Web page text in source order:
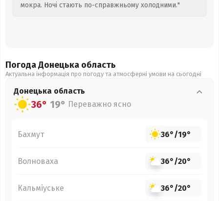
мокра. Ночі стають по-справжньому холодними."
Погода Донецька область
Актуальна інформація про погоду та атмосферні умови на сьогодні
Донецька область
36° 19° Переважно ясно
Бахмут 36°/19°
Волноваха 36°/20°
Кальміуське 36°/20°